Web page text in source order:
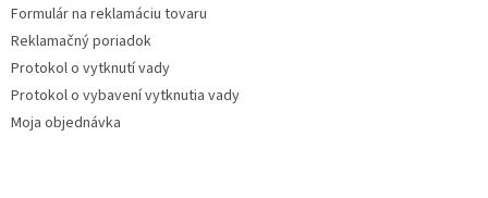
Formulár na reklamáciu tovaru
Reklamačný poriadok
Protokol o vytknutí vady
Protokol o vybavení vytknutia vady
Moja objednávka